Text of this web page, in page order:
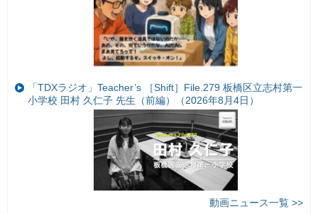
「TDXラジオ」Teacher’s ［Shift］File.279 板橋区立志村第一
小学校 田村 久仁子 先生（前編）（2026年8月4日）
動画ニュース一覧 >>